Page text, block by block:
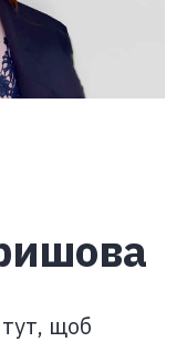
щоб